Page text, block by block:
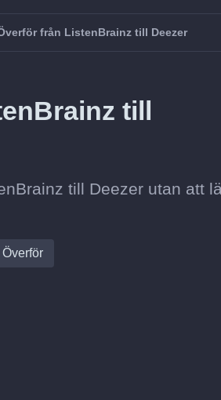
från ListenBrainz till Deezer
till
till Deezer utan att
Överför